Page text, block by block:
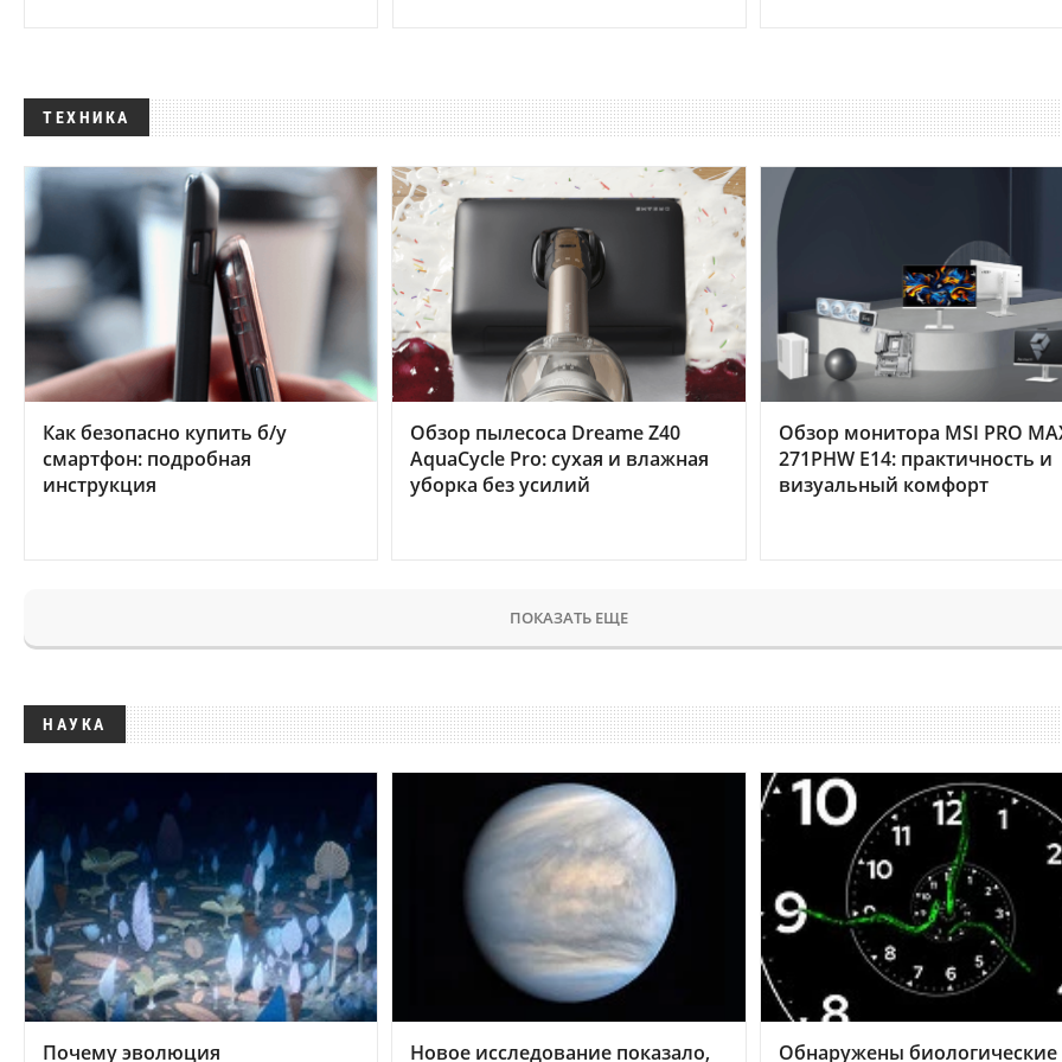
ТЕХНИКА
Как безопасно купить б/у
смартфон: подробная
инструкция
Обзор пылесоса Dreame Z40
AquaCycle Pro: сухая и влажная
уборка без усилий
Обзор монитора MSI PRO
271PHW E14: практичность и
визуальный комфорт
ПОКАЗАТЬ ЕЩЕ
НАУКА
Почему эволюция Новое исследование показало, Обнаружены биологические